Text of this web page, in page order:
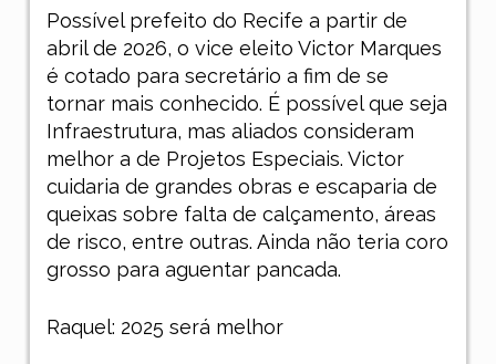
Possível prefeito do Recife a partir de
abril de 2026, o vice eleito Victor Marques
é cotado para secretário a fim de se
tornar mais conhecido. É possível que seja
Infraestrutura, mas aliados consideram
melhor a de Projetos Especiais. Victor
cuidaria de grandes obras e escaparia de
queixas sobre falta de calçamento, áreas
de risco, entre outras. Ainda não teria coro
grosso para aguentar pancada.
Raquel: 2025 será melhor